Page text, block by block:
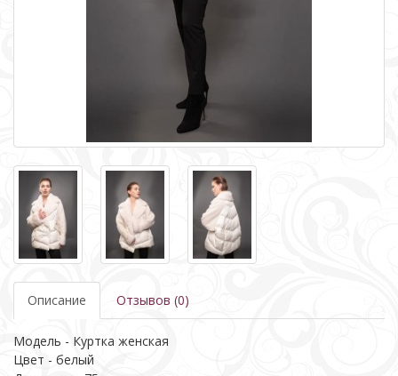
Описание Отзывов (0)
Модель - Куртка женская
Цвет - белый